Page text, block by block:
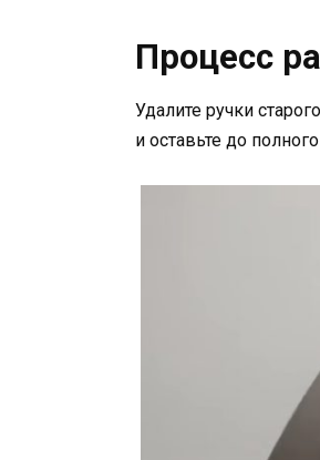
Процесс
Удалите ручки
и оставьте до